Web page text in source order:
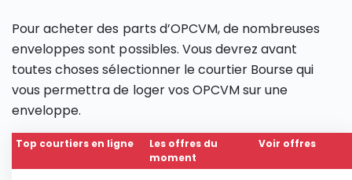
Pour acheter des parts d’OPCVM, de nombreuses
enveloppes sont possibles. Vous devrez avant
toutes choses sélectionner le courtier Bourse qui
vous permettra de loger vos OPCVM sur une
enveloppe.
Top courtiers en ligne
Les offres du
moment
Voir offres